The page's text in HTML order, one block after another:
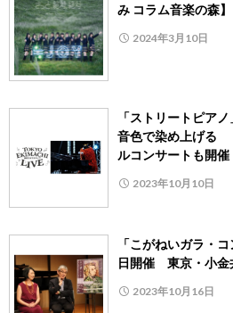
み コラム音楽の森】
2024年3月10日
「ストリートピア
音色で染め上げる
ルコンサートも開催
2023年10月10日
「こがねいガラ・
日開催 東京・小金
2023年10月16日